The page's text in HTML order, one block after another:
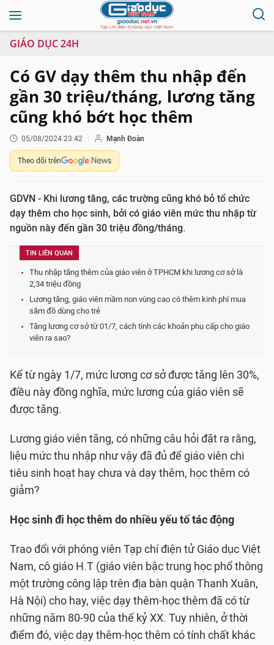
GIÁO DỤC 24H
Có GV dạy thêm thu nhập đến
gần 30 triệu/tháng, lương tăng
cũng khó bớt học thêm
05/08/2024 23:42 Mạnh Đoàn
Theo dõi trên
GDVN - Khi lương tăng, các trường cũng khó bỏ tổ chức
dạy thêm cho học sinh, bởi có giáo viên mức thu nhập từ
nguồn này đến gần 30 triệu đồng/tháng.
TIN LIÊN QUAN
Thu nhập tăng thêm của giáo viên ở TPHCM khi lương cơ sở là
2,34 triệu đồng
Lương tăng, giáo viên mầm non vùng cao có thêm kinh phí mua
sắm đồ dùng cho trẻ
Tăng lương cơ sở từ 01/7, cách tính các khoản phụ cấp cho giáo
viên ra sao?
Kể từ ngày 1/7, mức lương cơ sở được tăng lên 30%,
điều này đồng nghĩa, mức lương của giáo viên sẽ
được tăng.
Lương giáo viên tăng, có những câu hỏi đặt ra rằng,
liệu mức thu nhập như vậy đã đủ để giáo viên chi
tiêu sinh hoạt hay chưa và dạy thêm, học thêm có
giảm?
Học sinh đi học thêm do nhiều yếu tố tác động
Trao đổi với phóng viên Tạp chí điện tử Giáo dục Việt
Nam, cô giáo H.T (giáo viên bậc trung học phổ thông
một trường công lập trên địa bàn quận Thanh Xuân,
Hà Nội) cho hay, việc dạy thêm-học thêm đã có từ
những năm 80-90 của thế kỷ XX. Tuy nhiên, ở thời
điểm đó, việc dạy thêm-học thêm có tính chất khác